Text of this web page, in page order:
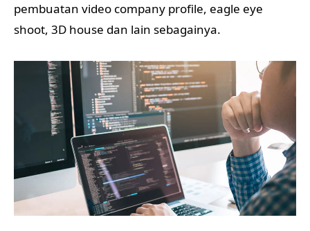
pembuatan video company profile, eagle eye
shoot, 3D house dan lain sebagainya.